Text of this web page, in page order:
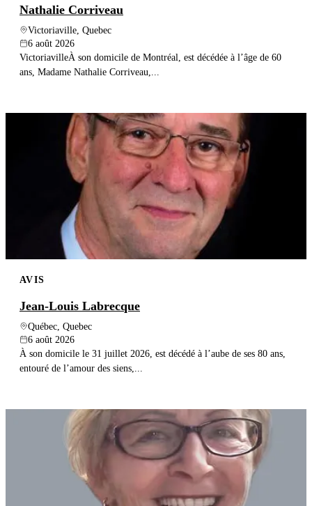
Nathalie Corriveau
Victoriaville, Quebec
6 août 2026
VictoriavilleÀ son domicile de Montréal, est décédée à l’âge de 60
ans, Madame Nathalie Corriveau,...
AVIS
Jean-Louis Labrecque
Québec, Quebec
6 août 2026
À son domicile le 31 juillet 2026, est décédé à l’aube de ses 80 ans,
entouré de l’amour des siens,...